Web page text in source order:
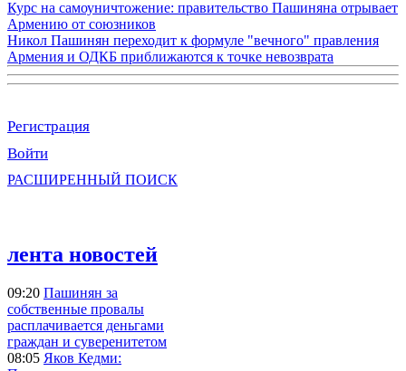
Курс на самоуничтожение: правительство Пашиняна отрывает
Армению от союзников
Никол Пашинян переходит к формуле "вечного" правления
Армения и ОДКБ приближаются к точке невозврата
Регистрация
Войти
РАСШИРЕННЫЙ ПОИСК
лента новостей
09:20 Пашинян за
собственные провалы
расплачивается деньгами
граждан и суверенитетом
08:05 Яков Кедми: